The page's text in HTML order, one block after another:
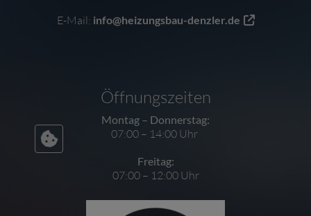
E-Mail: info@heizungsbau-denzler.de
Öffnungszeiten
Montag – Donnerstag:
07:00 – 14:00 Uhr
Freitag:
07:00 – 12:00 Uhr